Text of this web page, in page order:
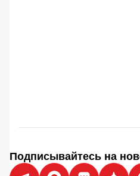
Подписывайтесь на